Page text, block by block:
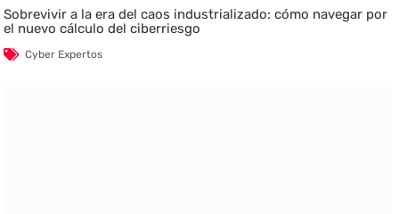
Sobrevivir a la era del caos industrializado: cómo navegar por
el nuevo cálculo del ciberriesgo
Cyber Expertos